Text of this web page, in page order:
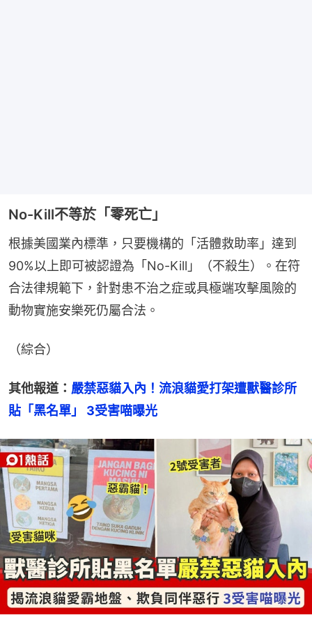
No-Kill不等於「零死亡」
根據美國業內標準，只要機構的「活體救助率」達到
90%以上即可被認證為「No-Kill」（不殺生）。在符
合法律規範下，針對患不治之症或具極端攻擊風險的
動物實施安樂死仍屬合法。
（綜合）
其他報道： 嚴禁惡貓入內！流浪貓愛打架遭獸醫診所
貼「黑名單」 3受害喵曝光